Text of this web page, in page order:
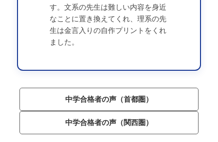
す。文系の先生は難しい内容を身近
なことに置き換えてくれ、理系の先
生は金言入りの自作プリントをくれ
ました。
中学合格者の声（首都圏）
中学合格者の声（関西圏）